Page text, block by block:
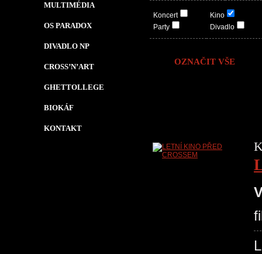
MULTIMÉDIA
OS PARADOX
DIVADLO NP
CROSS’N’ART
GHETTOLLEGE
BIOKÁF
KONTAKT
Koncert
Party
Kino
Divadlo
OZNAČIT VŠE